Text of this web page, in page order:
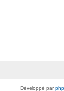
Développé par